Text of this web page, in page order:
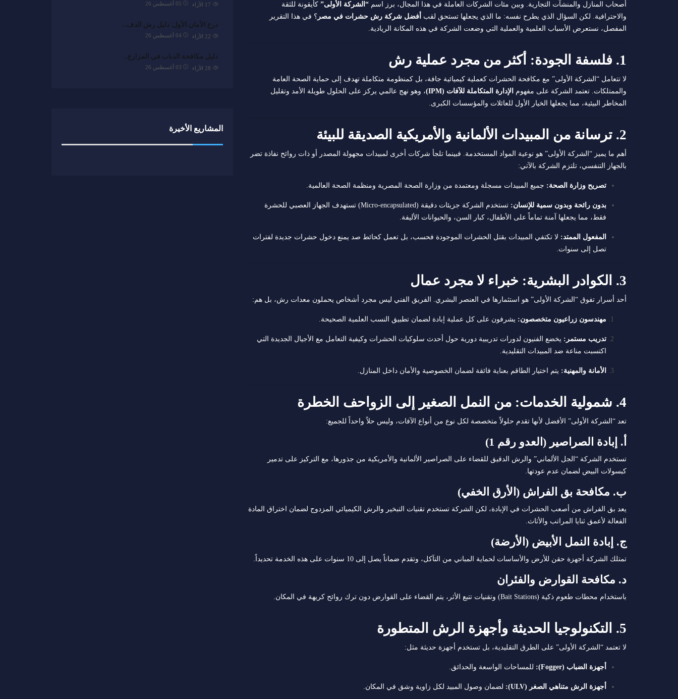
أصحاب المنازل والمنشآت التجارية. وبين مئات الشركات العاملة في هذا المجال، برز اسم “الشركة الأولى” كأيقونة للثقة
والاحترافية. لكن السؤال الذي يطرح نفسه: ما الذي يجعلها تستحق لقب أفضل شركة رش حشرات في مصر ؟ في هذا التقرير
المفصل، نستعرض الأسباب العلمية والعملية التي وضعت الشركة في هذه المكانة الريادية.
1. فلسفة الجودة: أكثر من مجرد عملية رش
لا تتعامل “الشركة الأولى” مع مكافحة الحشرات كعملية كيميائية جافة، بل كمنظومة متكاملة تهدف إلى حماية الصحة العامة
والممتلكات. تعتمد الشركة على مفهوم الإدارة المتكاملة للآفات (IPM)
، وهو نهج عالمي يركز على الحلول طويلة الأمد وتقليل
المخاطر البيئية، مما يجعلها الخيار الأول للعائلات والمؤسسات الكبرى.
2. ترسانة من المبيدات الألمانية والأمريكية الصديقة للبيئة
أهم ما يميز “الشركة الأولى” هو نوعية المواد المستخدمة. فبينما تلجأ شركات أخرى لمبيدات مجهولة المصدر أو ذات روائح نفاذة تضر
بالجهاز التنفسي، تلتزم الشركة بالآتي:
تصريح وزارة الصحة: جميع المبيدات مسجلة ومعتمدة من وزارة الصحة المصرية ومنظمة الصحة العالمية.
بدون رائحة وبدون سمية للإنسان:
تستخدم الشركة جزيئات دقيقة (Micro-encapsulated) تستهدف الجهاز العصبي للحشرة
فقط، مما يجعلها آمنة تماماً على الأطفال، كبار السن، والحيوانات الأليفة.
المفعول الممتد: لا تكتفي المبيدات بقتل الحشرات الموجودة فحسب، بل تعمل كحائط صد يمنع دخول حشرات جديدة لفترات
تصل إلى سنوات.
3. الكوادر البشرية: خبراء لا مجرد عمال
أحد أسرار تفوق “الشركة الأولى” هو استثمارها في العنصر البشري. الفريق الفني ليس مجرد أشخاص يحملون معدات رش، بل هم:
مهندسون زراعيون متخصصون: يشرفون على كل عملية إبادة لضمان تطبيق النسب العلمية الصحيحة.
تدريب مستمر: يخضع الفنيون لدورات تدريبية دورية حول أحدث سلوكيات الحشرات وكيفية التعامل مع الأجيال الجديدة التي
اكتسبت مناعة ضد المبيدات التقليدية.
الأمانة والمهنية: يتم اختيار الطاقم بعناية فائقة لضمان الخصوصية والأمان داخل المنازل.
4. شمولية الخدمات: من النمل الصغير إلى الزواحف الخطرة
تعد “الشركة الأولى” الأفضل لأنها تقدم حلولاً متخصصة لكل نوع من أنواع الآفات، وليس حلاً واحداً للجميع:
أ. إبادة الصراصير (العدو رقم 1)
تستخدم الشركة “الجل الألماني” والرش الدقيق للقضاء على الصراصير الألمانية والأمريكية من جذورها، مع التركيز على تدمير
كبسولات البيض لضمان عدم عودتها.
ب. مكافحة بق الفراش (الأرق الخفي)
يعد بق الفراش من أصعب الحشرات في الإبادة، لكن الشركة تستخدم تقنيات التبخير والرش الكيميائي المزدوج لضمان اختراق المادة
الفعالة لأعمق ثنايا المراتب والأثاث.
ج. إبادة النمل الأبيض (الأرضة)
تمتلك الشركة أجهزة حقن للأرض والأساسات لحماية المباني من التآكل، وتقدم ضماناً يصل إلى 10 سنوات على هذه الخدمة تحديداً.
د. مكافحة القوارض والفئران
باستخدام محطات طعوم ذكية (Bait Stations) وتقنيات تتبع الأثر، يتم القضاء على القوارض دون ترك روائح كريهة في المكان.
5. التكنولوجيا الحديثة وأجهزة الرش المتطورة
لا تعتمد “الشركة الأولى” على الطرق التقليدية، بل تستخدم أجهزة حديثة مثل:
أجهزة الضباب (Fogger): للمساحات الواسعة والحدائق.
أجهزة الرش متناهي الصغر (ULV): لضمان وصول المبيد لكل زاوية وشق في المكان.
05 أغسطس 26 الآراء
درع الأمان الأول: دليل رش الدف…
04 أغسطس 26 الآراء
دليل مكافحة الذباب في المزارع…
03 أغسطس 26 الآراء
المشاريع الأخيرة